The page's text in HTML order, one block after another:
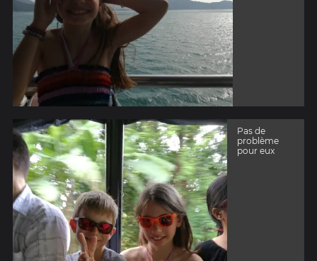
Pas de
problème
pour eux